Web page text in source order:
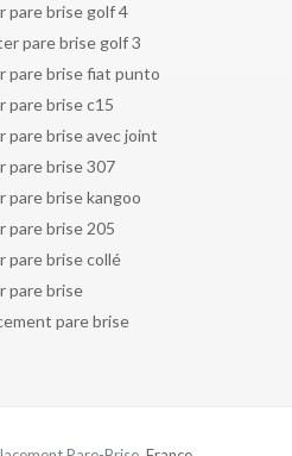
pare brise golf 4
pare brise golf 3
pare brise fiat punto
pare brise c15
pare brise avec joint
pare brise 307
pare brise kangoo
pare brise 205
pare brise collé
pare brise
pare brise